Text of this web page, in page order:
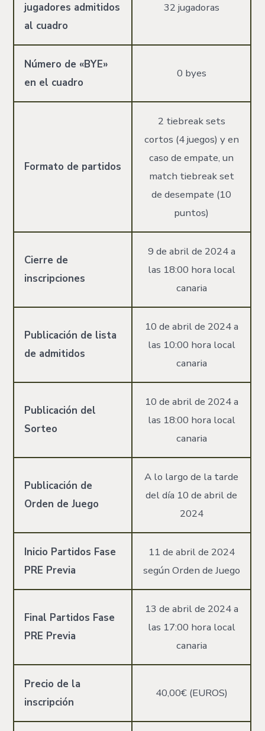
jugadores admitidos
al cuadro
32 jugadoras
Número de «BYE»
en el cuadro
0 byes
Formato de partidos
2 tiebreak sets
cortos (4 juegos) y en
caso de empate, un
match tiebreak set
de desempate (10
puntos)
Cierre de
inscripciones
9 de abril de 2024 a
las 18:00 hora local
canaria
Publicación de lista
de admitidos
10 de abril de 2024 a
las 10:00 hora local
canaria
Publicación del
Sorteo
10 de abril de 2024 a
las 18:00 hora local
canaria
Publicación de
Orden de Juego
A lo largo de la tarde
del día 10 de abril de
2024
Inicio Partidos Fase
PRE Previa
11 de abril de 2024
según Orden de Juego
Final Partidos Fase
PRE Previa
13 de abril de 2024 a
las 17:00 hora local
canaria
Precio de la
inscripción
40,00€ (EUROS)